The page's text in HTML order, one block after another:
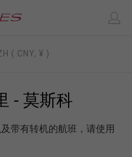
ZH ( CNY, ¥ )
- 莫斯科
带有转机的航班，请使用